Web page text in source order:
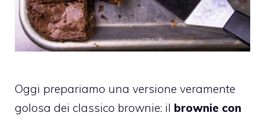
Oggi prepariamo una versione veramente
golosa dei classico brownie: il brownie con